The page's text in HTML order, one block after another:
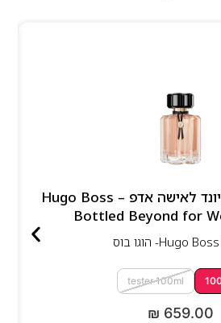
הוגו בוס בוטלד ביונד לאישה אדפ – Hugo Boss
Hugo Boss- הוגו בוס
tester 100ml
₪ 659.00